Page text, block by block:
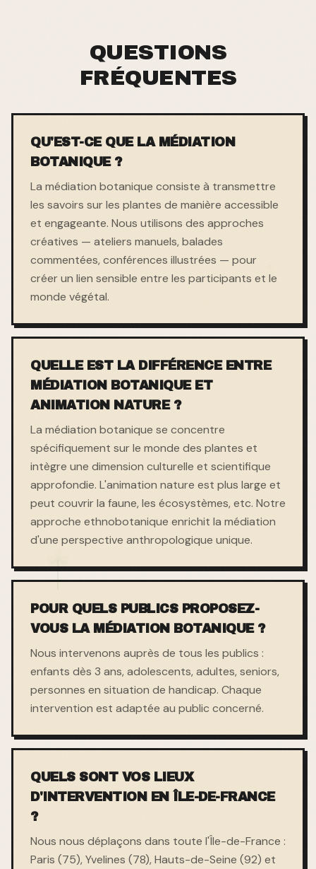
QUESTIONS
FRÉQUENTES
QU'EST-CE QUE LA MÉDIATION
BOTANIQUE ?
La médiation botanique consiste à transmettre
les savoirs sur les plantes de manière accessible
et engageante. Nous utilisons des approches
créatives — ateliers manuels, balades
commentées, conférences illustrées — pour
créer un lien sensible entre les participants et le
monde végétal.
QUELLE EST LA DIFFÉRENCE ENTRE
MÉDIATION BOTANIQUE ET
ANIMATION NATURE ?
La médiation botanique se concentre
spécifiquement sur le monde des plantes et
intègre une dimension culturelle et scientifique
approfondie. L'animation nature est plus large et
peut couvrir la faune, les écosystèmes, etc. Notre
approche ethnobotanique enrichit la médiation
d'une perspective anthropologique unique.
POUR QUELS PUBLICS PROPOSEZ-
VOUS LA MÉDIATION BOTANIQUE ?
Nous intervenons auprès de tous les publics :
enfants dès 3 ans, adolescents, adultes, seniors,
personnes en situation de handicap. Chaque
intervention est adaptée au public concerné.
QUELS SONT VOS LIEUX
D'INTERVENTION EN ÎLE-DE-FRANCE
?
Nous nous déplaçons dans toute l'Île-de-France :
Paris (75), Yvelines (78), Hauts-de-Seine (92) et